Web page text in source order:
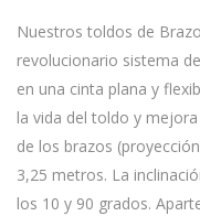
Nuestros toldos de
revolucionario sistema
en una cinta plana y
la vida del toldo y
de los brazos
3,25 metros. La
los 10 y 90 grados.